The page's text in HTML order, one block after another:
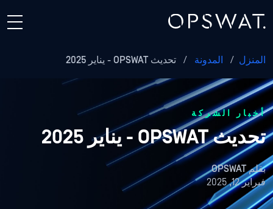
المنزل / المدونة / تحديث OPSWAT - يناير 2025
أخبار الشركة
تحديث OPSWAT - يناير 2025
بقلمOPSWAT
فبراير 12, 2025